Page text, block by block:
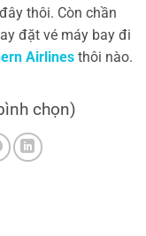
thôi. Còn chần
đặt vé máy bay đi
Airlines thôi nào.
chọn)